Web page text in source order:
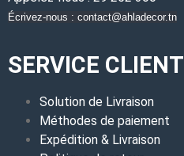
Écrivez-nous : contact@ahladecor.tn
SERVICE CLIENT
Solution de Livraison
Méthodes de paiement
Expédition & Livraison